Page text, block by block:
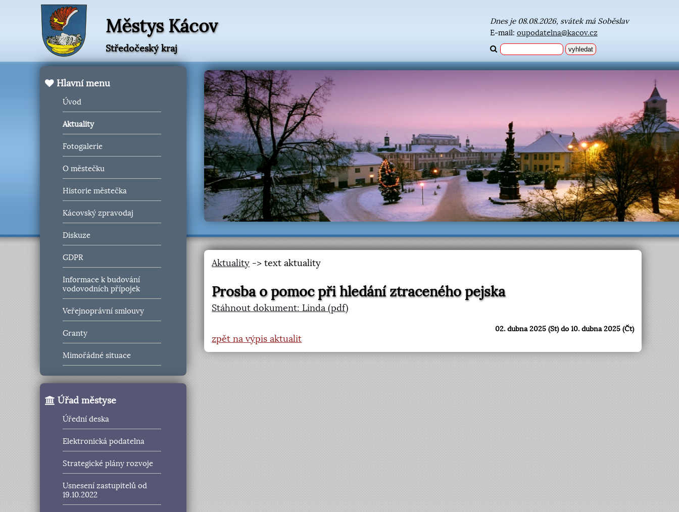
Městys Kácov
Středočeský kraj
Dnes je 08.08.2026, svátek má Soběslav
E-mail: oupodatelna@kacov.cz
Hlavní menu
Úvod
Aktuality
Fotogalerie
O městečku
Historie městečka
Kácovský zpravodaj
Diskuze
GDPR
Informace k budování
vodovodních přípojek
Veřejnoprávní smlouvy
Granty
Mimořádné situace
Úřad městyse
Úřední deska
Elektronická podatelna
Strategické plány rozvoje
Usnesení zastupitelů od
19.10.2022
Aktuality -> text aktuality
Prosba o pomoc při hledání ztraceného pejska
Stáhnout dokument: Linda (pdf)
02. dubna 2025 (St) do 10. dubna 2025 (Čt)
zpět na výpis aktualit